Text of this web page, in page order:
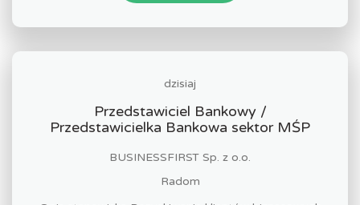
dzisiaj
Przedstawiciel Bankowy /
Przedstawicielka Bankowa sektor MŚP
BUSINESSFIRST Sp. z o.o.
Radom